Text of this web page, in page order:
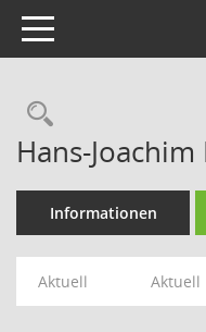
Toggle navigation
Hans-
Informationen
Aktuell Aktuell